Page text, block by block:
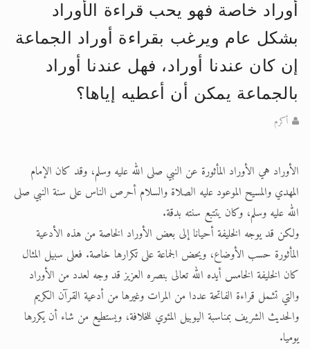
اقرأ هذا الكتاب وتعرّف على حقيقة
الحجّ.. دلالات، حِكم، وأهداف >> المزيد
أوراد خاصة فهو يحب قراءة الأوراد
بشكل عام ويرغب بقراءة أوراد الجماعة
إن كان عندنا أوراد، فهل عندنا أوراد
بالجماعة يمكن أن أعطيه إياها؟
أكرم
الأوراد هي الأوراد المأثورة عن النبي صلى الله عليه وسلم، وقد كان الإمام
المهدي والمسيح الموعود عليه الصلاة والسلام أحرص الناس على سنة النبي صلى
الله عليه وسلم، وكان يتتبع سنته بدقة.
ولكن قد يوجه الخليفة أحيانا إلى بعض الأوراد الخاصة من هذه الأدعية
المأثورة حسب الأوضاع، ويحض الجماعة على تكرارها خاصة. فعلى سبيل المثال
كان الخليفة الخامس أيده الله تعالى بنصره العزيز قد وجه لعدد من الأوراد
والتي تشمل قراءة الفاتحة عددا من المرات وغيرها من أدعية القرآن الكريم
والحديث الشريف بمناسبة اليوبيل المئوي للخلافة، ويستطيع من شاء أن يكررها
يوميا.